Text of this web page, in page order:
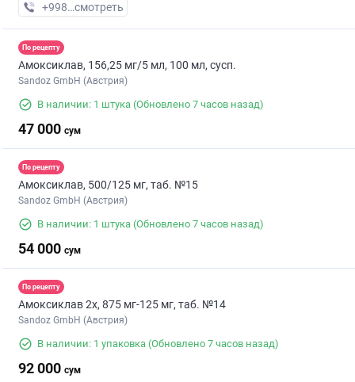
+998 (90) XXX-XX-XX
смотреть
По рецепту
Амоксиклав, 156,25 мг/5 мл, 100 мл, сусп.
Sandoz GmbH (Австрия)
В наличии: 1 штука (Обновлено 7 часов назад)
47 000 сум
По рецепту
Амоксиклав, 500/125 мг, таб. №15
Sandoz GmbH (Австрия)
В наличии: 1 штука (Обновлено 7 часов назад)
54 000 сум
По рецепту
Амоксиклав 2х, 875 мг-125 мг, таб. №14
Sandoz GmbH (Австрия)
В наличии: 1 упаковка (Обновлено 7 часов назад)
92 000 сум